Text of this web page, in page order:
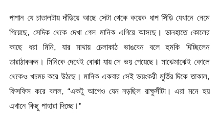
পাপান যে চাতালটায় দাঁড়িয়ে আছে সেটা থেকে কয়েক ধাপ সিঁড়ি যেখানে নেমে
গিয়েছে, সেদিক থেকে দেখা গেল মানিক এগিয়ে আসছে। ডানহাতে কোলের
কাছে ধরা মিনি, যার মাথায় চেলাকাঠ ভাঙবেন বলে হুমকি দিচ্ছিলেন
তারাঠাকরুন। মিনিকে দেখেই বোঝা যায় সে ভয় পেয়েছে। মাঝেমাঝেই কোলে
থেকেও খচমচ করে উঠছে। মানিক একবার সেই ভয়ংকরী মূর্তির দিকে তাকাল,
ফিসফিস করে বলল, “একটু আগেও যেন নড়ছিল রাক্ষুসীটা। এরা মনে হয়
এখানে কিছু পাহারা দিচ্ছে।”